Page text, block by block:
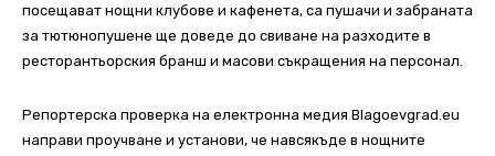
посещават нощни клубове и кафенета, са пушачи и забраната
за тютюнопушене ще доведе до свиване на разходите в
ресторантьорския бранш и масови съкращения на персонал.
Репортерска проверка на електронна медия Blagoevgrad.eu
направи проучване и установи, че навсякъде в нощните